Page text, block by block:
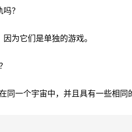
？
为它们是单独的游戏。
同一个宇宙中，并且具有一些相